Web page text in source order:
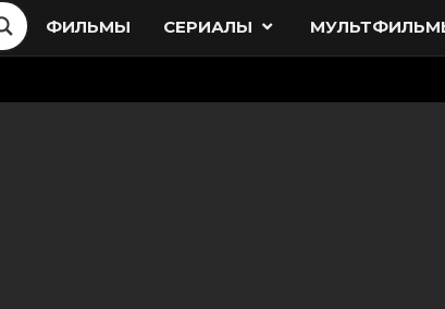
ФИЛЬМЫ СЕРИАЛЫ